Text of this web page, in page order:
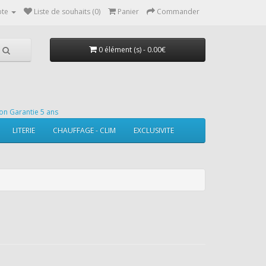
Liste de souhaits (0) Panier Commander
0 élément (s) - 0.00€
Garantie 5 ans
LITERIE CHAUFFAGE - CLIM EXCLUSIVITE